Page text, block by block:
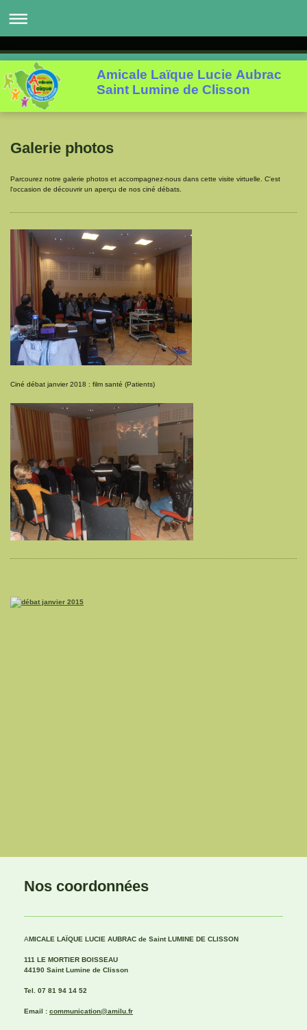
Amicale Laïque Lucie Aubrac
Saint Lumine de Clisson
Galerie photos
Parcourez notre galerie photos et accompagnez-nous dans cette visite virtuelle. C'est
l'occasion de découvrir un aperçu de nos ciné débats.
Ciné débat janvier 2018 : film santé (Patients)
Nos coordonnées
AMICALE LAÏQUE LUCIE AUBRAC de SaintLUMINE DE CLISSON
111 LE MORTIER BOISSEAU
44190 Saint Lumine de Clisson
Tel. 07 81 94 14 52
Email : communication@amilu.fr